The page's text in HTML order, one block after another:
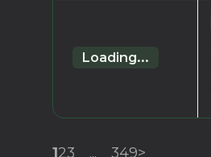
Loading...
123 ... 349>